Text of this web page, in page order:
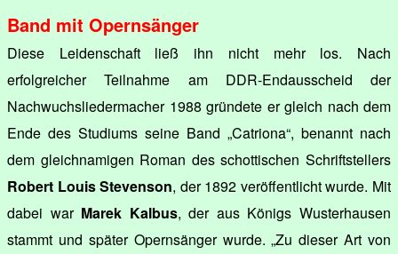
Band mit Opernsänger
Diese Leidenschaft ließ ihn nicht mehr los. Nach
erfolgreicher Teilnahme am DDR-Endausscheid der
Nachwuchsliedermacher 1988 gründete er gleich nach dem
Ende des Studiums seine Band „Catriona“, benannt nach
dem gleichnamigen Roman des schottischen Schriftstellers
Robert Louis Stevenson, der 1892 veröffentlicht wurde. Mit
dabei war Marek Kalbus, der aus Königs Wusterhausen
stammt und später Opernsänger wurde. „Zu dieser Art von